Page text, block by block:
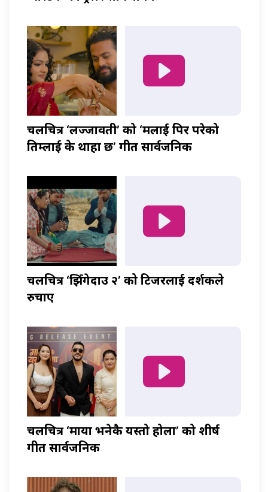
चलचित्र ‘लज्जावती’ को ‘मलाई पिर परेको
तिम्लाई के थाहा छ’ गीत सार्वजनिक
चलचित्र ‘झिँगेदाउ २’ को टिजरलाई दर्शकले
रुचाए
चलचित्र ‘माया भनेकै यस्तो होला’ को शीर्ष
गीत सार्वजनिक